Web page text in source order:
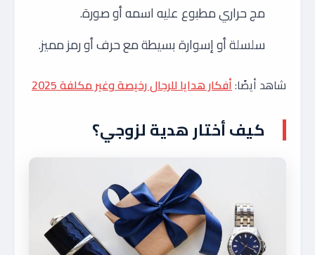
مج حراري مطبوع عليه اسمه أو صورة.
سلسلة أو إسوارة بسيطة مع حرف أو رمز مميز.
شاهد أيضًا:أفكار هدايا للرجال رخيصة وغير مكلفة 2025
كيف أختار هدية لزوجي؟